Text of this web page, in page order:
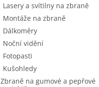
Lasery a svítilny na zbraně
Montáže na zbraně
Dálkoměry
Noční vidění
Fotopasti
Kušohledy
Zbraně na gumové a pepřové